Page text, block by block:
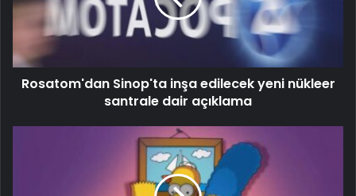
Rosatom'dan Sinop'ta inşa edilecek yeni nükleer
santrale dair açıklama